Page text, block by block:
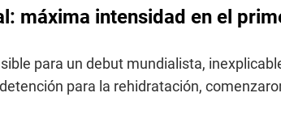
máxima intensidad en el
para un debut mundialista,
para la rehidratación,